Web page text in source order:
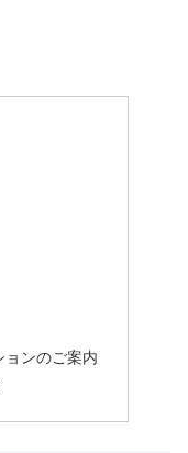
ョンのご案内